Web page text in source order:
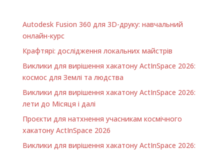
Autodesk Fusion 360 для 3D-друку: навчальний
онлайн-курс
Крафтярі: дослідження локальних майстрів
Виклики для вирішення хакатону ActInSpace 2026:
космос для Землі та людства
Виклики для вирішення хакатону ActInSpace 2026:
лети до Місяця і далі
Проєкти для натхнення учасникам космічного
хакатону ActInSpace 2026
Виклики для вирішення хакатону ActInSpace 2026: